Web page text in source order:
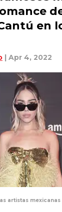
en
| Apr 4, 2022
artistas